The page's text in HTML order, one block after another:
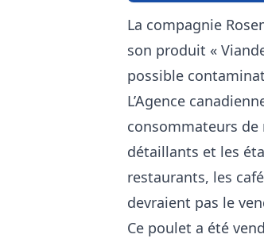
La compagnie
son produit «
possible
L’Agence
consommateurs
détaillants et les
restaurants, les
devraient pas le
Ce poulet a été